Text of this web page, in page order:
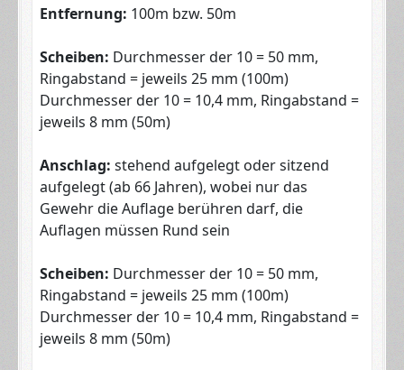
Entfernung: 100m bzw. 50m
Scheiben: Durchmesser der 10 = 50 mm,
Ringabstand = jeweils 25 mm (100m)
Durchmesser der 10 = 10,4 mm, Ringabstand =
jeweils 8 mm (50m)
Anschlag: stehend aufgelegt oder sitzend
aufgelegt (ab 66 Jahren), wobei nur das
Gewehr die Auflage berühren darf, die
Auflagen müssen Rund sein
Scheiben: Durchmesser der 10 = 50 mm,
Ringabstand = jeweils 25 mm (100m)
Durchmesser der 10 = 10,4 mm, Ringabstand =
jeweils 8 mm (50m)